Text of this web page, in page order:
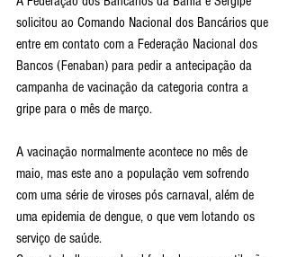
solicitou ao Comando Nacional dos Bancários que
entre em contato com a Federação Nacional dos
Bancos (Fenaban) para pedir a antecipação da
campanha de vacinação da categoria contra a
gripe para o mês de março.
A vacinação normalmente acontece no mês de
maio, mas este ano a população vem sofrendo
com uma série de viroses pós carnaval, além de
uma epidemia de dengue, o que vem lotando os
serviço de saúde.